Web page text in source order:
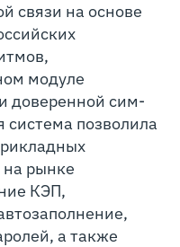
связи на основе
модуле
доверенной сим-
система позволила
рынке
КЭП,
а также